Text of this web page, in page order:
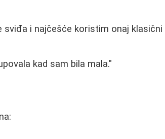
sviđa i najčešće koristim onaj klasični
kad sam bila mala."